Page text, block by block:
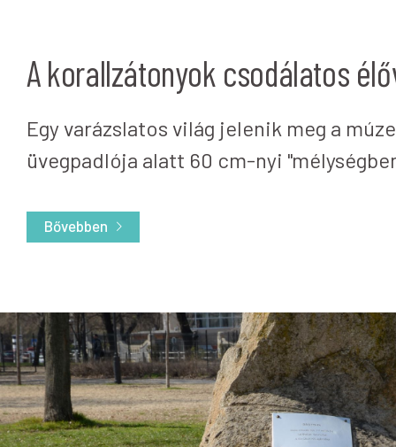
A korallzátonyok csodálatos
Egy varázslatos világ jelenik meg a
üvegpadlója alatt 60 cm-nyi
Bővebben